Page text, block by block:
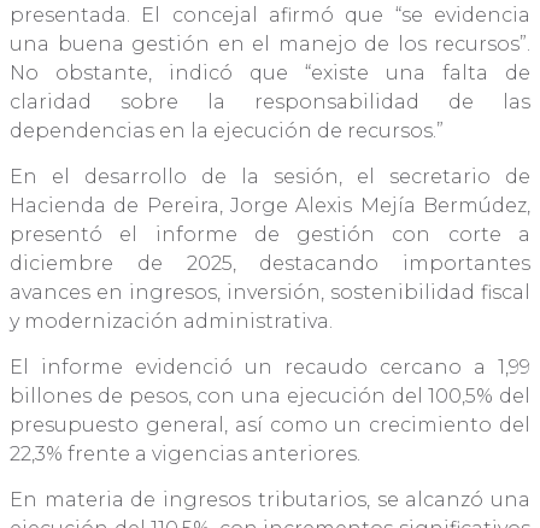
presentada. El concejal afirmó que “se evidencia
una buena gestión en el manejo de los recursos”.
No obstante, indicó que “existe una falta de
claridad sobre la responsabilidad de las
dependencias en la ejecución de recursos.”
En el desarrollo de la sesión, el secretario de
Hacienda de Pereira, Jorge Alexis Mejía Bermúdez,
presentó el informe de gestión con corte a
diciembre de 2025, destacando importantes
avances en ingresos, inversión, sostenibilidad fiscal
y modernización administrativa.
El informe evidenció un recaudo cercano a 1,99
billones de pesos, con una ejecución del 100,5% del
presupuesto general, así como un crecimiento del
22,3% frente a vigencias anteriores.
En materia de ingresos tributarios, se alcanzó una